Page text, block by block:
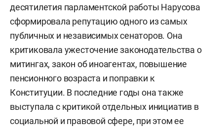
десятилетия парламентской работы Нарусова
сформировала репутацию одного из самых
публичных и независимых сенаторов. Она
критиковала ужесточение законодательства о
митингах, закон об иноагентах, повышение
пенсионного возраста и поправки к
Конституции. В последние годы она также
выступала с критикой отдельных инициатив в
социальной и правовой сфере, при этом ее